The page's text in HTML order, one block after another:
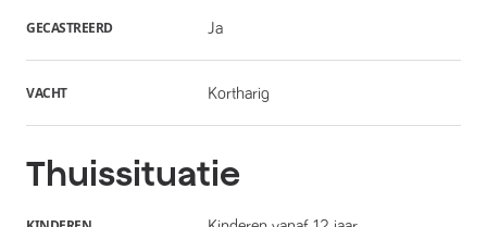
GECASTREERD Ja
VACHT Kortharig
Thuissituatie